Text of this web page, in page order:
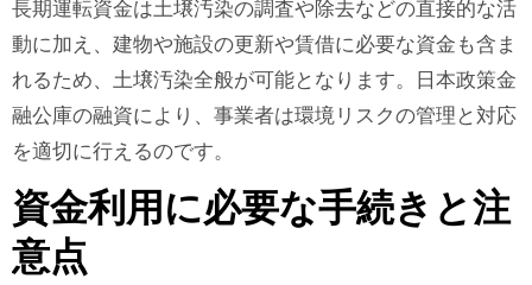
長期運転資金は土壌汚染の調査や除去などの直接的な活
動に加え、建物や施設の更新や賃借に必要な資金も含ま
れるため、土壌汚染全般が可能となります。日本政策金
融公庫の融資により、事業者は環境リスクの管理と対応
を適切に行えるのです。
資金利用に必要な手続きと注
意点